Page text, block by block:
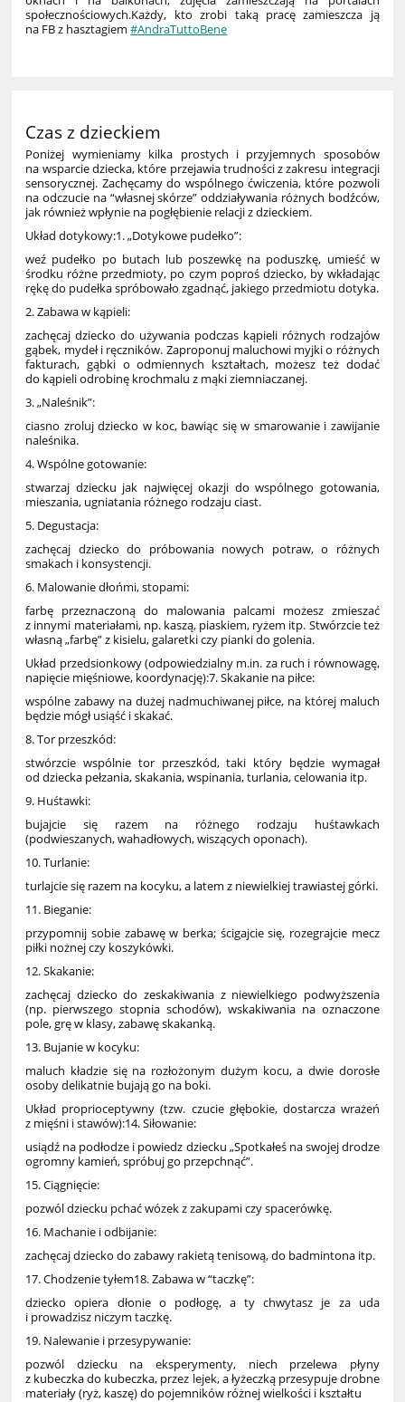
społecznościowych.Każdy, kto zrobi taką pracę zamieszcza ją
na FB z hasztagiem #AndraTuttoBene
Czas z dzieckiem
Poniżej wymieniamy kilka prostych i przyjemnych sposobów
na wsparcie dziecka, które przejawia trudności z zakresu integracji
sensorycznej. Zachęcamy do wspólnego ćwiczenia, które pozwoli
na odczucie na “własnej skórze” oddziaływania różnych bodźców,
jak również wpłynie na pogłębienie relacji z dzieckiem.
Układ dotykowy:1. „Dotykowe pudełko”:
weź pudełko po butach lub poszewkę na poduszkę, umieść w
środku różne przedmioty, po czym poproś dziecko, by wkładając
rękę do pudełka spróbowało zgadnąć, jakiego przedmiotu dotyka.
2. Zabawa w kąpieli:
zachęcaj dziecko do używania podczas kąpieli różnych rodzajów
gąbek, mydeł i ręczników. Zaproponuj maluchowi myjki o różnych
fakturach, gąbki o odmiennych kształtach, możesz też dodać
do kąpieli odrobinę krochmalu z mąki ziemniaczanej.
3. „Naleśnik”:
ciasno zroluj dziecko w koc, bawiąc się w smarowanie i zawijanie
naleśnika.
4. Wspólne gotowanie:
stwarzaj dziecku jak najwięcej okazji do wspólnego gotowania,
mieszania, ugniatania różnego rodzaju ciast.
5. Degustacja:
zachęcaj dziecko do próbowania nowych potraw, o różnych
smakach i konsystencji.
6. Malowanie dłońmi, stopami:
farbę przeznaczoną do malowania palcami możesz zmieszać
z innymi materiałami, np. kaszą, piaskiem, ryżem itp. Stwórzcie też
własną „farbę” z kisielu, galaretki czy pianki do golenia.
Układ przedsionkowy (odpowiedzialny m.in. za ruch i równowagę,
napięcie mięśniowe, koordynację):7. Skakanie na piłce:
wspólne zabawy na dużej nadmuchiwanej piłce, na której maluch
będzie mógł usiąść i skakać.
8. Tor przeszkód:
stwórzcie wspólnie tor przeszkód, taki który będzie wymagał
od dziecka pełzania, skakania, wspinania, turlania, celowania itp.
9. Huśtawki:
bujajcie się razem na różnego rodzaju huśtawkach
(podwieszanych, wahadłowych, wiszących oponach).
10. Turlanie:
turlajcie się razem na kocyku, a latem z niewielkiej trawiastej górki.
11. Bieganie:
przypomnij sobie zabawę w berka; ścigajcie się, rozegrajcie mecz
piłki nożnej czy koszykówki.
12. Skakanie:
zachęcaj dziecko do zeskakiwania z niewielkiego podwyższenia
(np. pierwszego stopnia schodów), wskakiwania na oznaczone
pole, grę w klasy, zabawę skakanką.
13. Bujanie w kocyku:
maluch kładzie się na rozłożonym dużym kocu, a dwie dorosłe
osoby delikatnie bujają go na boki.
Układ proprioceptywny (tzw. czucie głębokie, dostarcza wrażeń
z mięśni i stawów):14. Siłowanie:
usiądź na podłodze i powiedz dziecku „Spotkałeś na swojej drodze
ogromny kamień, spróbuj go przepchnąć”.
15. Ciągnięcie:
pozwól dziecku pchać wózek z zakupami czy spacerówkę.
16. Machanie i odbijanie:
zachęcaj dziecko do zabawy rakietą tenisową, do badmintona itp.
17. Chodzenie tyłem18. Zabawa w “taczkę”:
dziecko opiera dłonie o podłogę, a ty chwytasz je za uda
i prowadzisz niczym taczkę.
19. Nalewanie i przesypywanie:
pozwól dziecku na eksperymenty, niech przelewa płyny
z kubeczka do kubeczka, przez lejek, a łyżeczką przesypuje drobne
materiały (ryż, kaszę) do pojemników różnej wielkości i kształtu